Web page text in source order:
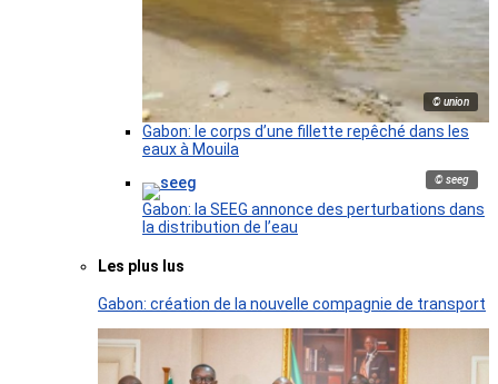
© union
Gabon: le corps d’une fillette repêché dans les
eaux à Mouila
© seeg
Gabon: la SEEG annonce des perturbations dans
la distribution de l’eau
Les plus lus
Gabon: création de la nouvelle compagnie de transport